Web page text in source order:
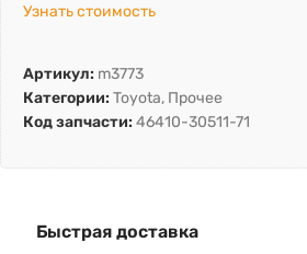
Узнать стоимость
Артикул: m3773
Категории: Toyota, Прочее
Код запчасти: 46410-30511-71
Быстрая доставка